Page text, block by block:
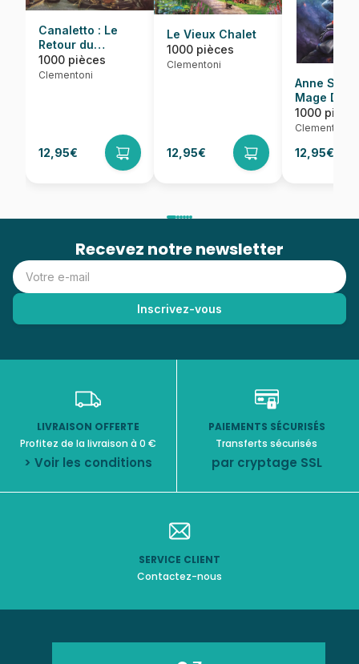
Canaletto : Le
Retour du
Bucentaure
1000 pièces
Clementoni
12,95€
Le Vieux Chalet
1000 pièces
Clementoni
12,95€
Anne
Mage
1000
Clementoni
12,95€
Recevez notre newsletter
LIVRAISON OFFERTE
Profitez de la livraison à 0 €
> Voir les conditions
PAIEMENTS SÉCURISÉS
Transferts sécurisés
par cryptage SSL
SERVICE CLIENT
Contactez-nous